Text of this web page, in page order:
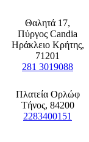
Θαλητά 17,
Πύργος Candia
Ηράκλειο Κρήτης,
71201
281 3019088
Πλατεία Ορλώφ
Τήνος, 84200
2283400151